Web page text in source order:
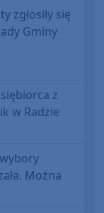
zgłosiły się
Gminy
z
w Radzie
Można